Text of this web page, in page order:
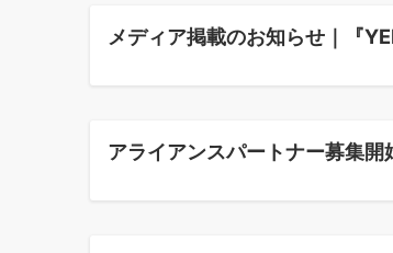
メディア掲載のお知らせ｜『
アライアンスパートナー募集開